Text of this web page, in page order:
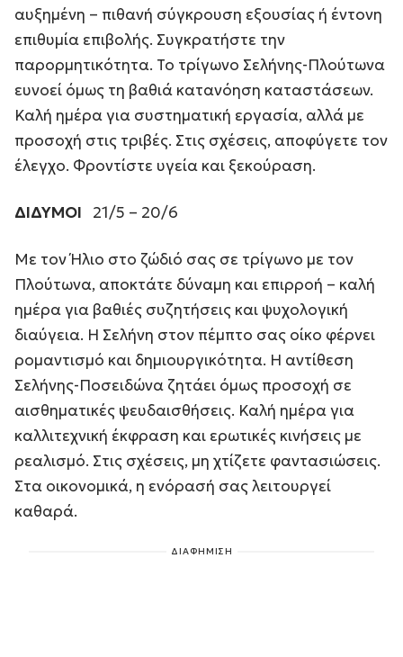
αυξημένη – πιθανή σύγκρουση εξουσίας ή έντονη
επιθυμία επιβολής. Συγκρατήστε την
παρορμητικότητα. Το τρίγωνο Σελήνης-Πλούτωνα
ευνοεί όμως τη βαθιά κατανόηση καταστάσεων.
Καλή ημέρα για συστηματική εργασία, αλλά με
προσοχή στις τριβές. Στις σχέσεις, αποφύγετε τον
έλεγχο. Φροντίστε υγεία και ξεκούραση.
ΔΙΔΥΜΟΙ 21/5 – 20/6
Με τον Ήλιο στο ζώδιό σας σε τρίγωνο με τον
Πλούτωνα, αποκτάτε δύναμη και επιρροή – καλή
ημέρα για βαθιές συζητήσεις και ψυχολογική
διαύγεια. Η Σελήνη στον πέμπτο σας οίκο φέρνει
ρομαντισμό και δημιουργικότητα. Η αντίθεση
Σελήνης-Ποσειδώνα ζητάει όμως προσοχή σε
αισθηματικές ψευδαισθήσεις. Καλή ημέρα για
καλλιτεχνική έκφραση και ερωτικές κινήσεις με
ρεαλισμό. Στις σχέσεις, μη χτίζετε φαντασιώσεις.
Στα οικονομικά, η ενόρασή σας λειτουργεί
καθαρά.
ΔΙΑΦΗΜΙΣΗ